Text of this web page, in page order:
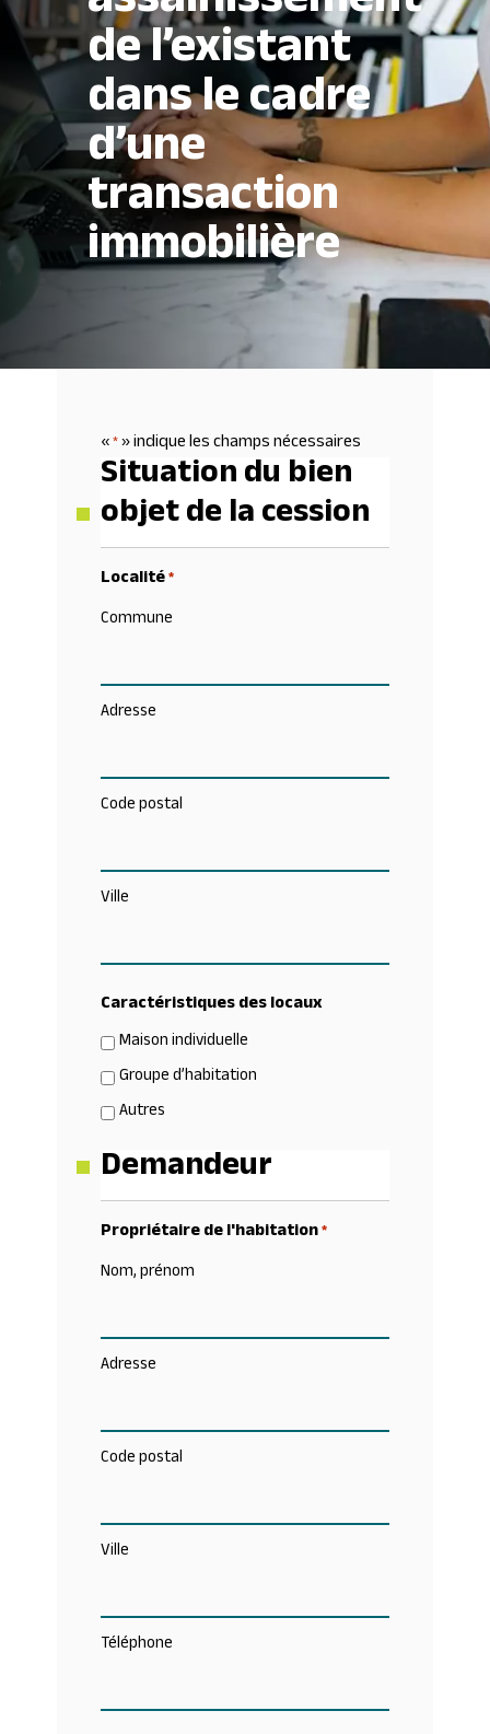
de l’existant
dans le cadre
d’une
transaction
immobilière
«*» indique les champs nécessaires
Situation du bien
objet de la cession
Localité*
Commune
Adresse
Code postal
Ville
Caractéristiques des locaux
Maison individuelle
Groupe d’habitation
Autres
Demandeur
Propriétaire de l'habitation*
Nom, prénom
Adresse
Code postal
Ville
Téléphone